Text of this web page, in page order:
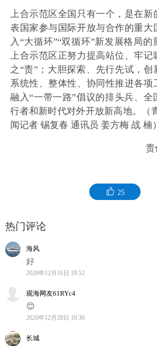
上合示范区全国只有一个，是在新
表国家参与国际开放与合作的重大
入“大循环”“双循环”新发展格局的
上合示范区正努力提高站位、牢记
之“责”；大胆探索、先行先试，创
系统性、整体性、协同性推进各项
融入“一带一路”倡议的排头兵、全
行者和新时代对外开放新高地。（
闻记者 锡复春 通讯员 姜方梅 战 楠）
责
25
热门评论
海风
好
2020年12月31日 19:52
观海网友61RYc4
😊
2020年12月28日 10:30
长城